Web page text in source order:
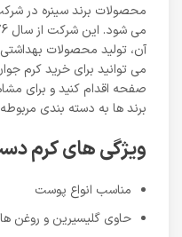
محصولات برند سینره در
آن، تولید محصولات
می توانید برای خرید کرم
صفحه اقدام کنید و برای
برند ها به دسته بندی
ویژگی های کرم
مناسب انواع پوست
حاوی گلیسیرین و روغن